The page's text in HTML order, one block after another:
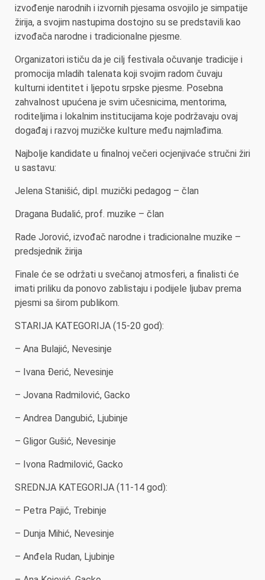
izvođenje narodnih i izvornih pjesama osvojilo je simpatije
žirija, a svojim nastupima dostojno su se predstavili kao
izvođača narodne i tradicionalne pjesme.
Organizatori ističu da je cilj festivala očuvanje tradicije i
promocija mladih talenata koji svojim radom čuvaju
kulturni identitet i ljepotu srpske pjesme. Posebna
zahvalnost upućena je svim učesnicima, mentorima,
roditeljima i lokalnim institucijama koje podržavaju ovaj
događaj i razvoj muzičke kulture među najmlađima.
Najbolje kandidate u finalnoj večeri ocjenjivaće stručni žiri
u sastavu:
Jelena Stanišić, dipl. muzički pedagog – član
Dragana Budalić, prof. muzike – član
Rade Jorović, izvođač narodne i tradicionalne muzike –
predsjednik žirija
Finale će se održati u svečanoj atmosferi, a finalisti će
imati priliku da ponovo zablistaju i podijele ljubav prema
pjesmi sa širom publikom.
STARIJA KATEGORIJA (15-20 god):
– Ana Bulajić, Nevesinje
– Ivana Đerić, Nevesinje
– Jovana Radmilović, Gacko
– Andrea Dangubić, Ljubinje
– Gligor Gušić, Nevesinje
– Ivona Radmilović, Gacko
SREDNJA KATEGORIJA (11-14 god):
– Petra Pajić, Trebinje
– Dunja Mihić, Nevesinje
– Anđela Rudan, Ljubinje